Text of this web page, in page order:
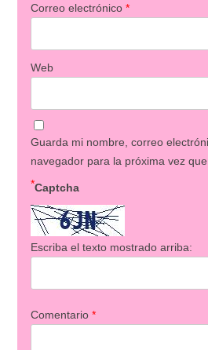
Correo electrónico *
Web
Guarda mi nombre, correo
navegador para la próxima vez que
Captcha
*
Escriba el texto mostrado arriba:
Comentario *